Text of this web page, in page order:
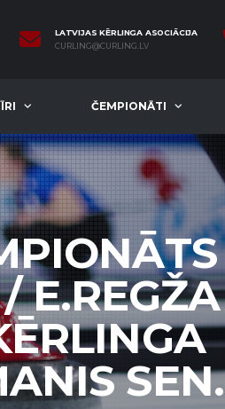
LATVIJAS KĒRLINGA ASOCIĀCIJA
CURLING@CURLING.LV
ČEMPIONĀTI
E.REGŽA
SEN.